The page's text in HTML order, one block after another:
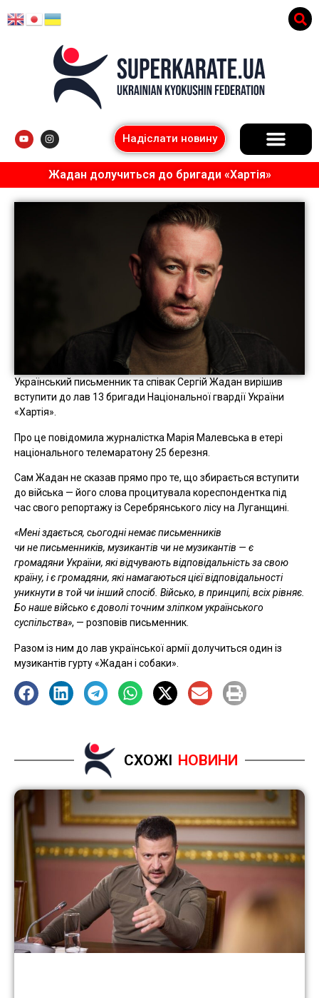
Надіслати новину
Жадан долучиться до бригади «Хартія»
Український письменник та співак Сергій Жадан вирішив
вступити до лав 13 бригади Національної гвардії України
«Хартія».
Про це повідомила журналістка Марія Малевська в етері
національного телемаратону 25 березня.
Сам Жадан не сказав прямо про те, що збирається вступити
до війська — його слова процитувала кореспондентка під
час свого репортажу із Серебрянського лісу на Луганщині.
«Мені здається, сьогодні немає письменників
чи не письменників, музикантів чи не музикантів — є
громадяни України, які відчувають відповідальність за свою
країну, і є громадяни, які намагаються цієї відповідальності
уникнути в той чи інший спосіб. Військо, в принципі, всіх рівняє.
Бо наше військо є доволі точним зліпком українського
суспільства», — розповів письменник.
Разом із ним до лав української армії долучиться один із
музикантів гурту «Жадан і собаки».
СХОЖІ НОВИНИ